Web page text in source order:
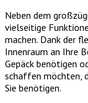
Neben dem
vielseitige
machen. Dank der
Innenraum an Ihre
Gepäck benötigen
schaffen möchten,
Sie benötigen.